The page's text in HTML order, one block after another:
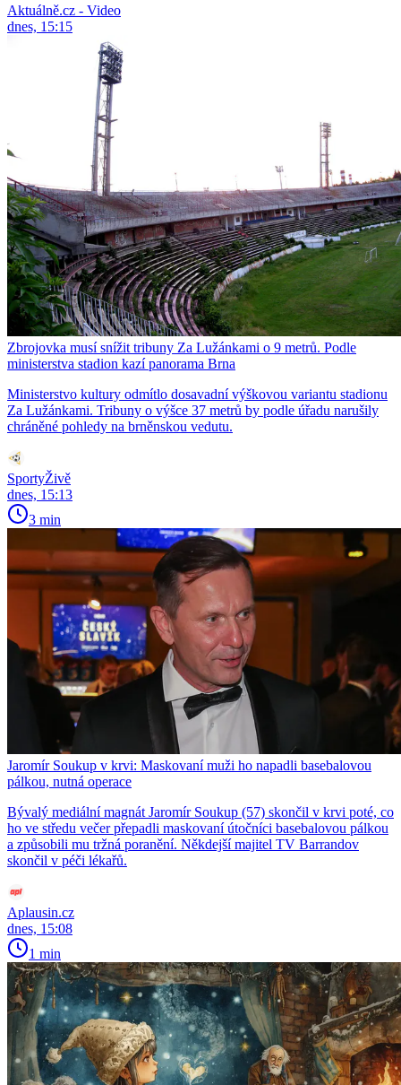
Aktuálně.cz - Video
dnes, 15:15
Zbrojovka musí snížit tribuny Za Lužánkami o 9 metrů. Podle
ministerstva stadion kazí panorama Brna
Ministerstvo kultury odmítlo dosavadní výškovou variantu stadionu
Za Lužánkami. Tribuny o výšce 37 metrů by podle úřadu narušily
chráněné pohledy na brněnskou vedutu.
SportyŽivě
dnes, 15:13
3 min
Jaromír Soukup v krvi: Maskovaní muži ho napadli basebalovou
pálkou, nutná operace
Bývalý mediální magnát Jaromír Soukup (57) skončil v krvi poté, co
ho ve středu večer přepadli maskovaní útočníci basebalovou pálkou
a způsobili mu tržná poranění. Někdejší majitel TV Barrandov
skončil v péči lékařů.
Aplausin.cz
dnes, 15:08
1 min